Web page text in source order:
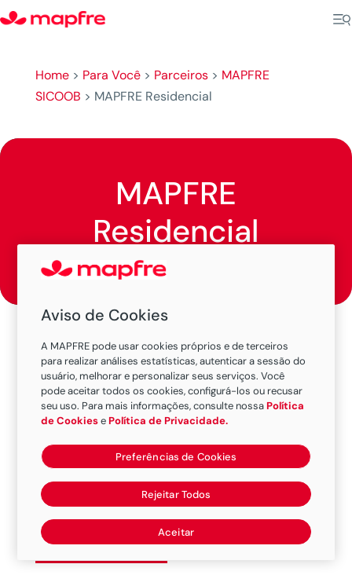
Home> Para Você> Parceiros> MAPFRE
SICOOB > MAPFRE Residencial
MAPFRE
Residencial
Com a MAPFRE Residencial, você tem a
garantia de assistência 24 horas e suporte
adicional. Proteção Garagem e Proteção Digital,
diferenciada do mercado.E mais:nosso seguro
capitalização, para segurados e corretores.
Condições Gerais
Aviso de Cookies
A MAPFRE pode usar cookies próprios e de terceiros
para realizar análises estatísticas, autenticar a sessão do
usuário, melhorar e personalizar seus serviços. Você
pode aceitar todos os cookies, configurá-los ou recusar
seu uso. Para mais informações, consulte nossaPolítica
de CookiesePolítica de Privacidade.
Preferências de Cookies
Rejeitar Todos
Aceitar